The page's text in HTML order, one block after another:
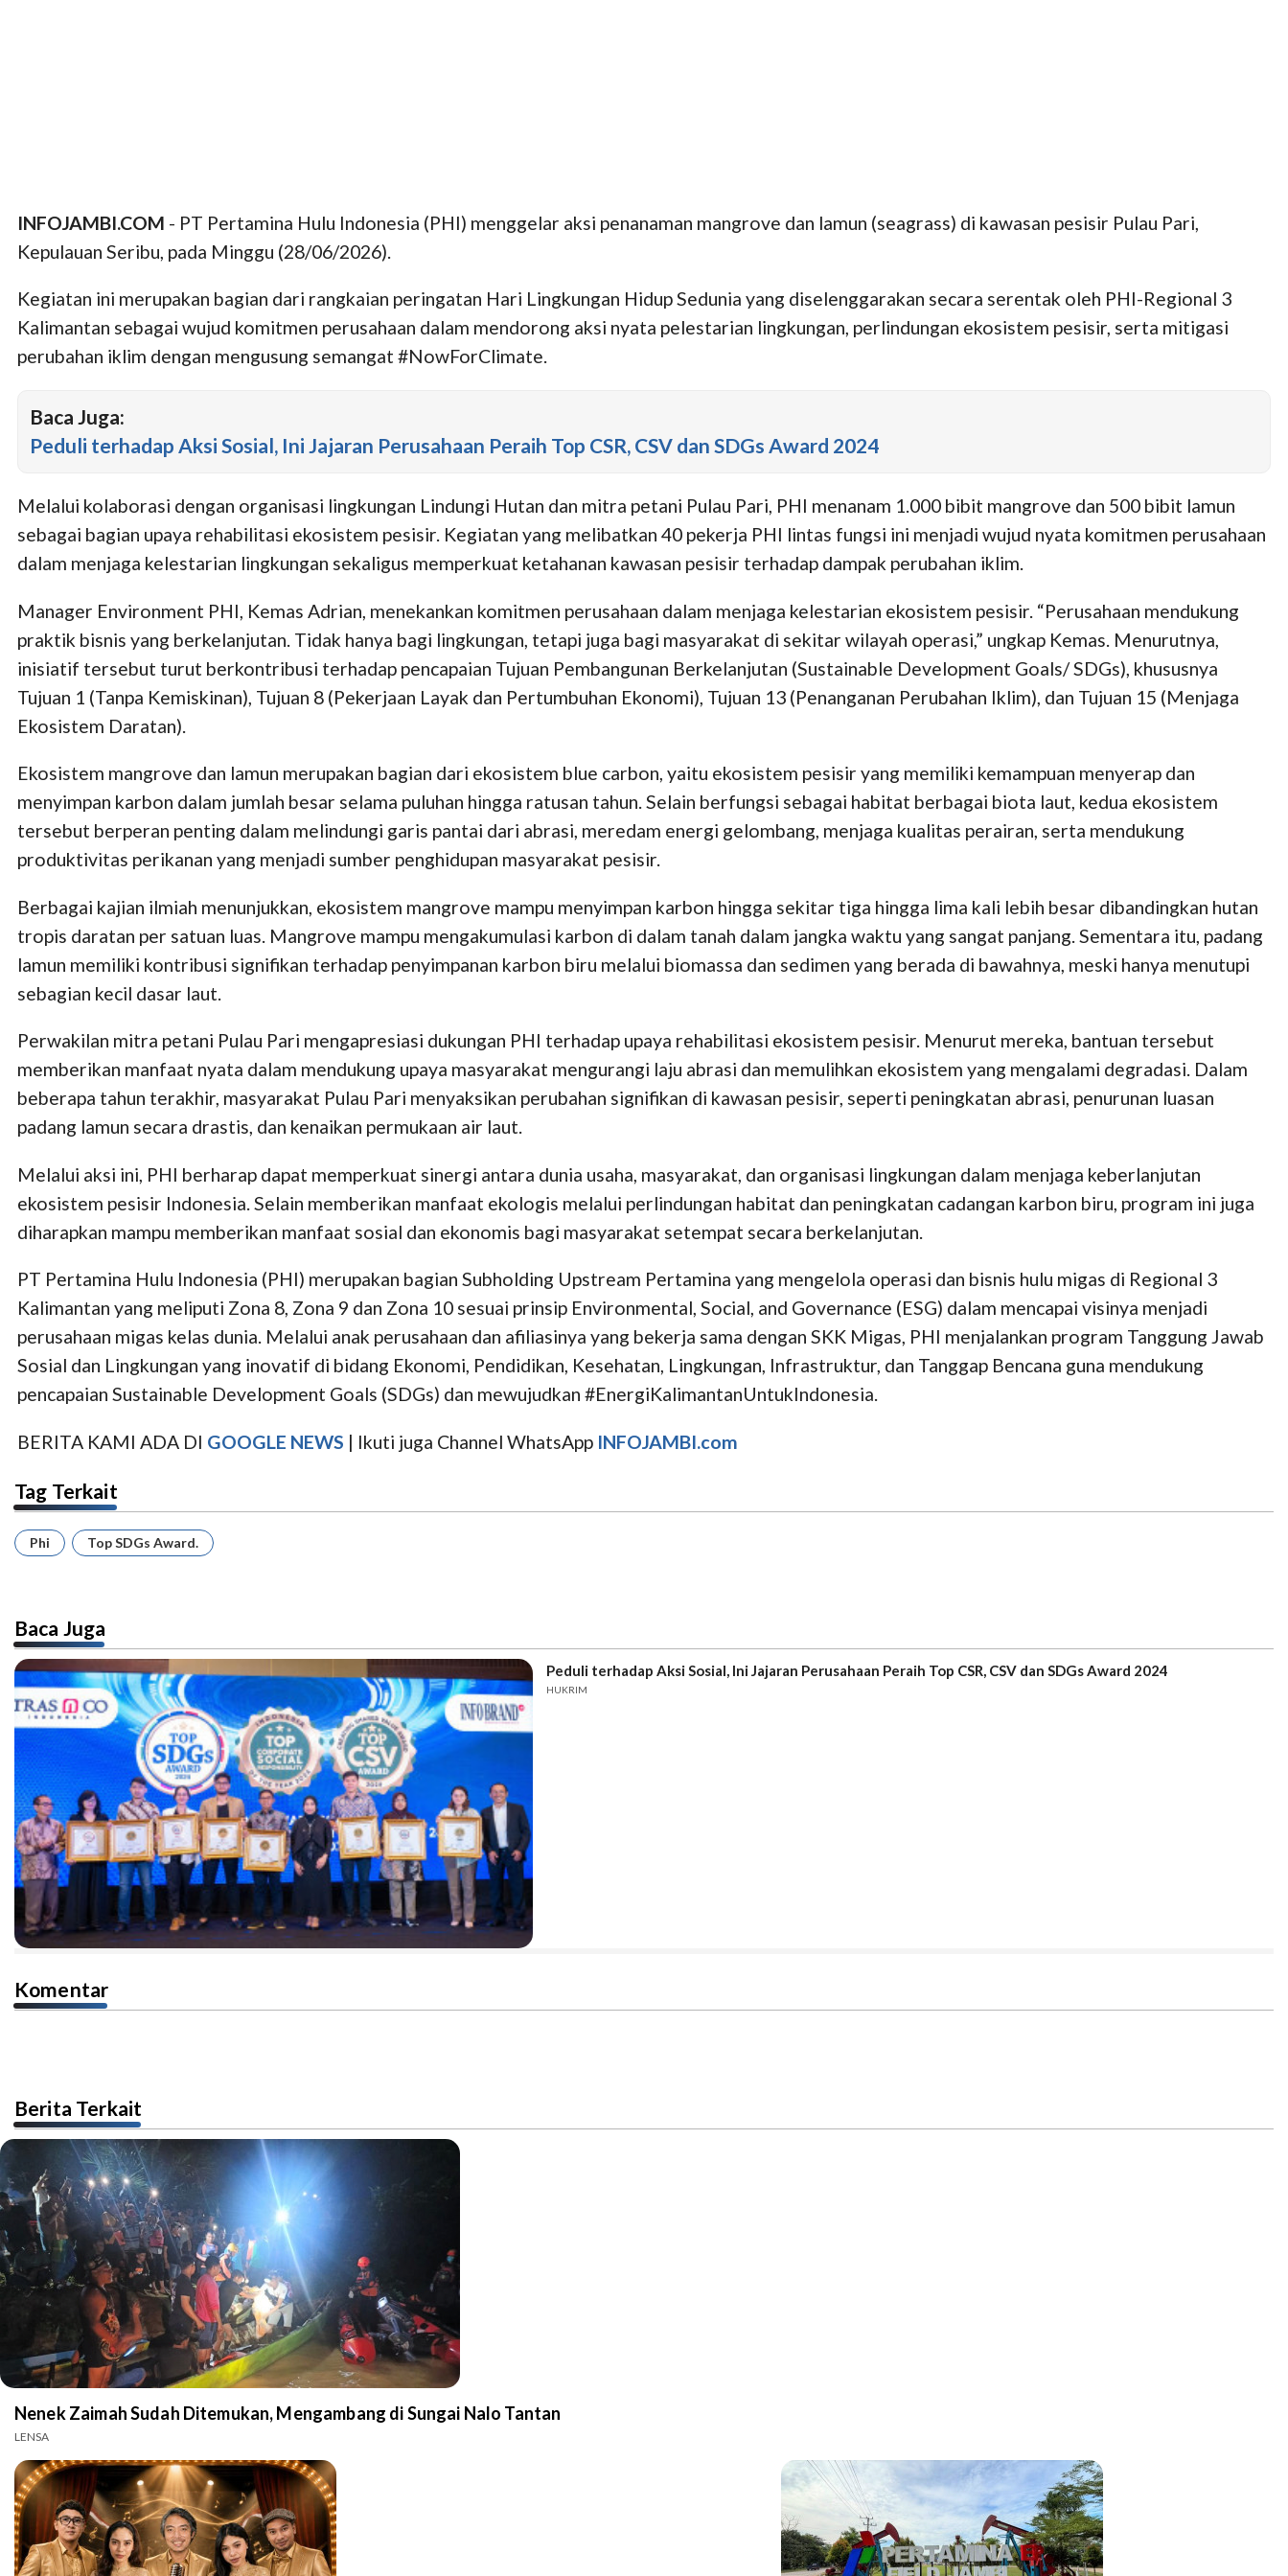
INFOJAMBI.COM - PT Pertamina Hulu Indonesia (PHI) menggelar aksi penanaman mangrove dan lamun (seagrass) di kawasan pesisir Pulau Pari,
Kepulauan Seribu, pada Minggu (28/06/2026).
Kegiatan ini merupakan bagian dari rangkaian peringatan Hari Lingkungan Hidup Sedunia yang diselenggarakan secara serentak oleh PHI-Regional 3
Kalimantan sebagai wujud komitmen perusahaan dalam mendorong aksi nyata pelestarian lingkungan, perlindungan ekosistem pesisir, serta mitigasi
perubahan iklim dengan mengusung semangat #NowForClimate.
Baca Juga:
Peduli terhadap Aksi Sosial, Ini Jajaran Perusahaan Peraih Top CSR, CSV dan SDGs Award 2024
Melalui kolaborasi dengan organisasi lingkungan Lindungi Hutan dan mitra petani Pulau Pari, PHI menanam 1.000 bibit mangrove dan 500 bibit lamun
sebagai bagian upaya rehabilitasi ekosistem pesisir. Kegiatan yang melibatkan 40 pekerja PHI lintas fungsi ini menjadi wujud nyata komitmen perusahaan
dalam menjaga kelestarian lingkungan sekaligus memperkuat ketahanan kawasan pesisir terhadap dampak perubahan iklim.
Manager Environment PHI, Kemas Adrian, menekankan komitmen perusahaan dalam menjaga kelestarian ekosistem pesisir. “Perusahaan mendukung
praktik bisnis yang berkelanjutan. Tidak hanya bagi lingkungan, tetapi juga bagi masyarakat di sekitar wilayah operasi,” ungkap Kemas. Menurutnya,
inisiatif tersebut turut berkontribusi terhadap pencapaian Tujuan Pembangunan Berkelanjutan (Sustainable Development Goals/ SDGs), khususnya
Tujuan 1 (Tanpa Kemiskinan), Tujuan 8 (Pekerjaan Layak dan Pertumbuhan Ekonomi), Tujuan 13 (Penanganan Perubahan Iklim), dan Tujuan 15 (Menjaga
Ekosistem Daratan).
Ekosistem mangrove dan lamun merupakan bagian dari ekosistem blue carbon, yaitu ekosistem pesisir yang memiliki kemampuan menyerap dan
menyimpan karbon dalam jumlah besar selama puluhan hingga ratusan tahun. Selain berfungsi sebagai habitat berbagai biota laut, kedua ekosistem
tersebut berperan penting dalam melindungi garis pantai dari abrasi, meredam energi gelombang, menjaga kualitas perairan, serta mendukung
produktivitas perikanan yang menjadi sumber penghidupan masyarakat pesisir.
Berbagai kajian ilmiah menunjukkan, ekosistem mangrove mampu menyimpan karbon hingga sekitar tiga hingga lima kali lebih besar dibandingkan hutan
tropis daratan per satuan luas. Mangrove mampu mengakumulasi karbon di dalam tanah dalam jangka waktu yang sangat panjang. Sementara itu, padang
lamun memiliki kontribusi signifikan terhadap penyimpanan karbon biru melalui biomassa dan sedimen yang berada di bawahnya, meski hanya menutupi
sebagian kecil dasar laut.
Perwakilan mitra petani Pulau Pari mengapresiasi dukungan PHI terhadap upaya rehabilitasi ekosistem pesisir. Menurut mereka, bantuan tersebut
memberikan manfaat nyata dalam mendukung upaya masyarakat mengurangi laju abrasi dan memulihkan ekosistem yang mengalami degradasi. Dalam
beberapa tahun terakhir, masyarakat Pulau Pari menyaksikan perubahan signifikan di kawasan pesisir, seperti peningkatan abrasi, penurunan luasan
padang lamun secara drastis, dan kenaikan permukaan air laut.
Melalui aksi ini, PHI berharap dapat memperkuat sinergi antara dunia usaha, masyarakat, dan organisasi lingkungan dalam menjaga keberlanjutan
ekosistem pesisir Indonesia. Selain memberikan manfaat ekologis melalui perlindungan habitat dan peningkatan cadangan karbon biru, program ini juga
diharapkan mampu memberikan manfaat sosial dan ekonomis bagi masyarakat setempat secara berkelanjutan.
PT Pertamina Hulu Indonesia (PHI) merupakan bagian Subholding Upstream Pertamina yang mengelola operasi dan bisnis hulu migas di Regional 3
Kalimantan yang meliputi Zona 8, Zona 9 dan Zona 10 sesuai prinsip Environmental, Social, and Governance (ESG) dalam mencapai visinya menjadi
perusahaan migas kelas dunia. Melalui anak perusahaan dan afiliasinya yang bekerja sama dengan SKK Migas, PHI menjalankan program Tanggung Jawab
Sosial dan Lingkungan yang inovatif di bidang Ekonomi, Pendidikan, Kesehatan, Lingkungan, Infrastruktur, dan Tanggap Bencana guna mendukung
pencapaian Sustainable Development Goals (SDGs) dan mewujudkan #EnergiKalimantanUntukIndonesia.
BERITA KAMI ADA DI GOOGLE NEWS | Ikuti juga Channel WhatsApp INFOJAMBI.com
Tag Terkait
Phi Top SDGs Award.
Baca Juga
Peduli terhadap Aksi Sosial, Ini Jajaran Perusahaan Peraih Top CSR, CSV dan SDGs Award 2024
HUKRIM
Komentar
Berita Terkait
Nenek Zaimah Sudah Ditemukan, Mengambang di Sungai Nalo Tantan
LENSA